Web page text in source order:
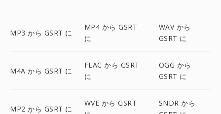
MP3 から GSRT に
MP4 から GSRT
に
WAV から
GSRT に
M4A から GSRT に
FLAC から GSRT
に
OGG から
GSRT に
MP2 から GSRT に
WVE から GSRT
SNDR から